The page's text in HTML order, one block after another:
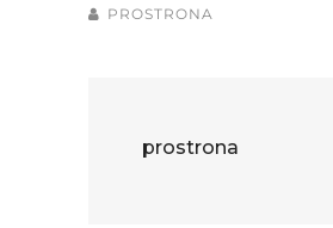
PROSTRONA
prostrona